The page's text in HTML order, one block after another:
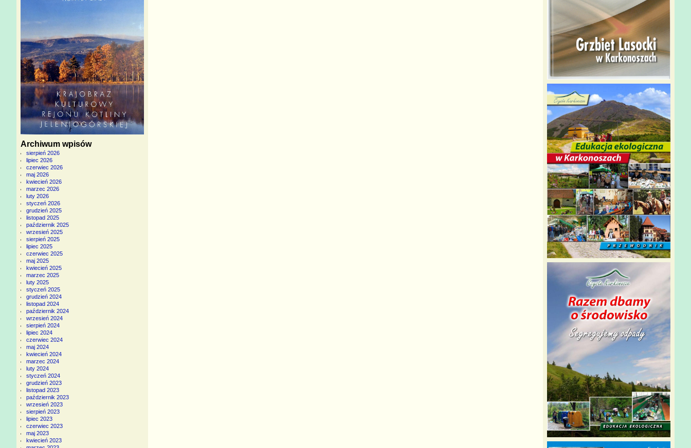
Archiwum wpisów
sierpień 2026
lipiec 2026
czerwiec 2026
maj 2026
kwiecień 2026
marzec 2026
luty 2026
styczeń 2026
grudzień 2025
listopad 2025
październik 2025
wrzesień 2025
sierpień 2025
lipiec 2025
czerwiec 2025
maj 2025
kwiecień 2025
marzec 2025
luty 2025
styczeń 2025
grudzień 2024
listopad 2024
październik 2024
wrzesień 2024
sierpień 2024
lipiec 2024
czerwiec 2024
maj 2024
kwiecień 2024
marzec 2024
luty 2024
styczeń 2024
grudzień 2023
listopad 2023
październik 2023
wrzesień 2023
sierpień 2023
lipiec 2023
czerwiec 2023
maj 2023
kwiecień 2023